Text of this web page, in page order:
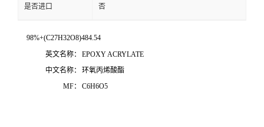
是否进口 否
98%+(C27H32O8)484.54
英文名称：
EPOXY ACRYLATE
中文名称：
环氧丙烯酸酯
MF：
C6H6O5